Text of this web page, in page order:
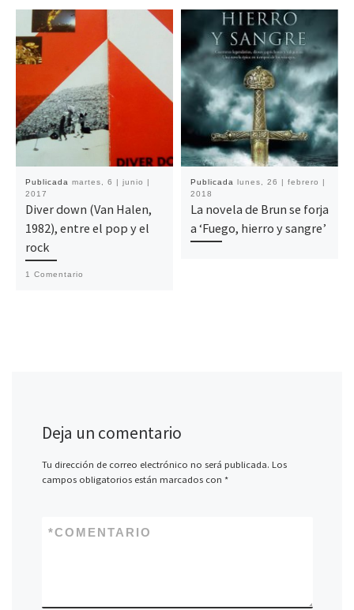
Publicada martes, 6 | junio |
2017
Diver down (Van Halen,
1982), entre el pop y el
rock
1 Comentario
Publicada lunes, 26 | febrero |
2018
La novela de Brun se forja
a ‘Fuego, hierro y sangre’
Deja un comentario
Tu dirección de correo electrónico no será publicada. Los
campos obligatorios están marcados con *
COMENTARIO
*